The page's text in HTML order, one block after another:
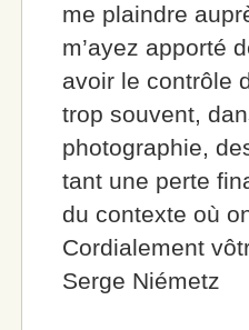
me plaindre
m’ayez apporté
avoir le contrôle
trop souvent,
photographie,
tant une perte
du contexte où
Cordialement
Serge Niémetz